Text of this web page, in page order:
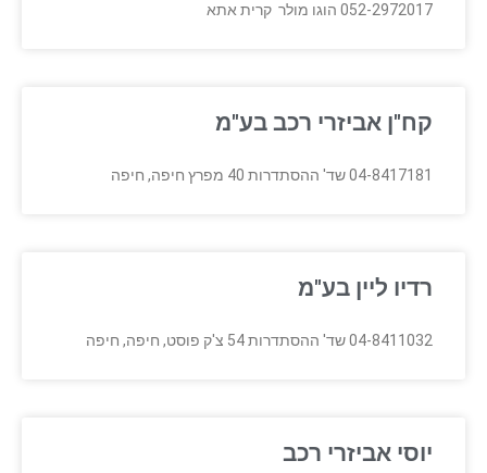
052-2972017 הוגו מולר קרית אתא
קח"ן אביזרי רכב בע"מ
04-8417181 שד' ההסתדרות 40 מפרץ חיפה, חיפה
רדיו ליין בע"מ
04-8411032 שד' ההסתדרות 54 צ'ק פוסט, חיפה, חיפה
יוסי אביזרי רכב